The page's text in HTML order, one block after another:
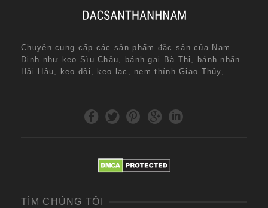
Chuyên cung cấp các sản phẩm đặc sản của Nam
Định như kẹo Sìu Châu, bánh gai Bà Thi, bánh nhãn
Hải Hậu, kẹo dồi, kẹo lạc, nem thính Giao Thủy, ...
TÌM CHÚNG TÔI